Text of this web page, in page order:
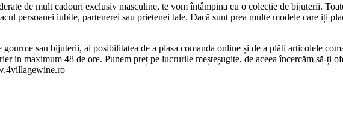
de mult cadouri exclusiv masculine, te vom întâmpina cu o colecție de bijuterii.
persoanei iubite, partenerei sau prietenei tale. Dacă sunt prea multe modele care iți
gourme sau bijuterii, ai posibilitatea de a plasa comanda online și de a plăti articolele
in maximum 48 de ore. Punem preț pe lucrurile meșteșugite, de aceea încercăm să-ți